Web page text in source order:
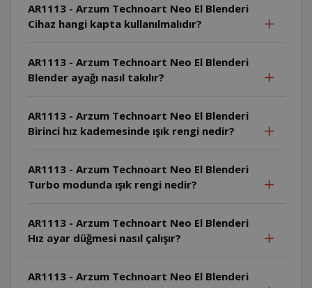
AR1113 - Arzum Technoart Neo El Blenderi
Cihaz hangi kapta kullanılmalıdır?
AR1113 - Arzum Technoart Neo El Blenderi
Blender ayağı nasıl takılır?
AR1113 - Arzum Technoart Neo El Blenderi
Birinci hız kademesinde ışık rengi nedir?
AR1113 - Arzum Technoart Neo El Blenderi
Turbo modunda ışık rengi nedir?
AR1113 - Arzum Technoart Neo El Blenderi
Hız ayar düğmesi nasıl çalışır?
AR1113 - Arzum Technoart Neo El Blenderi